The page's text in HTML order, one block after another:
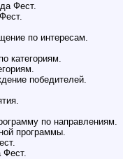
Фест.
по интересам.
категориям.
победителей.
по направлениям.
программы.
Фест.